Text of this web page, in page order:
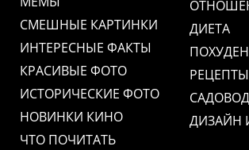
СМЕШНЫЕ КАРТИНКИ
ИНТЕРЕСНЫЕ ФАКТЫ
КРАСИВЫЕ ФОТО
ИСТОРИЧЕСКИЕ ФОТО
НОВИНКИ КИНО
ЧТО ПОЧИТАТЬ
ДИЕТА
РЕЦЕПТЫ
ДИЗАЙН